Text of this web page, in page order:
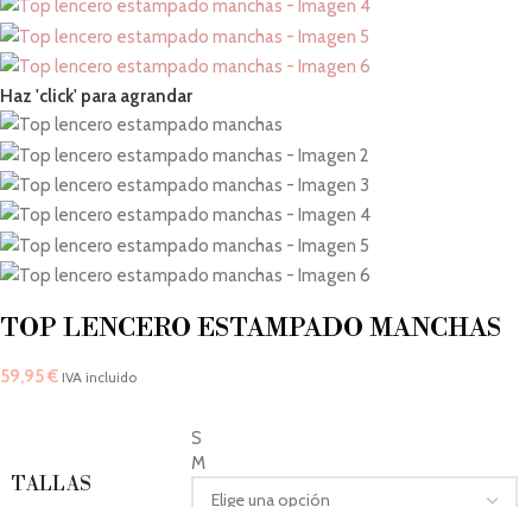
Haz 'click' para agrandar
TOP LENCERO ESTAMPADO MANCHAS
59,95€ IVA incluido
TALLAS
S
M